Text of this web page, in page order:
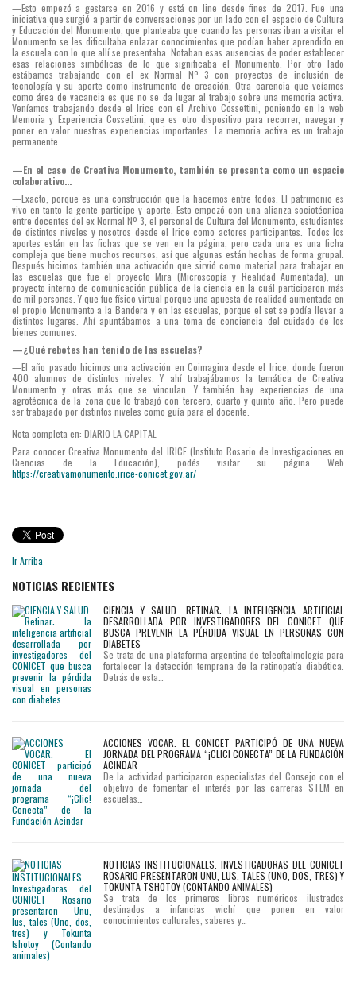
—Esto empezó a gestarse en 2016 y está on line desde fines de 2017. Fue una
iniciativa que surgió a partir de conversaciones por un lado con el espacio de Cultura
y Educación del Monumento, que planteaba que cuando las personas iban a visitar el
Monumento se les dificultaba enlazar conocimientos que podían haber aprendido en
la escuela con lo que allí se presentaba. Notaban esas ausencias de poder establecer
esas relaciones simbólicas de lo que significaba el Monumento. Por otro lado
estábamos trabajando con el ex Normal Nº 3 con proyectos de inclusión de
tecnología y su aporte como instrumento de creación. Otra carencia que veíamos
como área de vacancia es que no se da lugar al trabajo sobre una memoria activa.
Veníamos trabajando desde el Irice con el Archivo Cossettini, poniendo en la web
Memoria y Experiencia Cossettini, que es otro dispositivo para recorrer, navegar y
poner en valor nuestras experiencias importantes. La memoria activa es un trabajo
permanente.
—En el caso de Creativa Monumento, también se presenta como un espacio
colaborativo...
—Exacto, porque es una construcción que la hacemos entre todos. El patrimonio es
vivo en tanto la gente participe y aporte. Esto empezó con una alianza sociotécnica
entre docentes del ex Normal Nº 3, el personal de Cultura del Monumento, estudiantes
de distintos niveles y nosotros desde el Irice como actores participantes. Todos los
aportes están en las fichas que se ven en la página, pero cada una es una ficha
compleja que tiene muchos recursos, así que algunas están hechas de forma grupal.
Después hicimos también una activación que sirvió como material para trabajar en
las escuelas que fue el proyecto Mira (Microscopía y Realidad Aumentada), un
proyecto interno de comunicación pública de la ciencia en la cuál participaron más
de mil personas. Y que fue físico virtual porque una apuesta de realidad aumentada en
el propio Monumento a la Bandera y en las escuelas, porque el set se podía llevar a
distintos lugares. Ahí apuntábamos a una toma de conciencia del cuidado de los
bienes comunes.
—¿Qué rebotes han tenido de las escuelas?
—El año pasado hicimos una activación en Coimagina desde el Irice, donde fueron
400 alumnos de distintos niveles. Y ahí trabajábamos la temática de Creativa
Monumento y otras más que se vinculan. Y también hay experiencias de una
agrotécnica de la zona que lo trabajó con tercero, cuarto y quinto año. Pero puede
ser trabajado por distintos niveles como guía para el docente.
Nota completa en: DIARIO LA CAPITAL
Para conocer Creativa Monumento del IRICE (Instituto Rosario de Investigaciones en
Ciencias de la Educación), podés visitar su página Web
https://creativamonumento.irice-conicet.gov.ar/
Ir Arriba
NOTICIAS RECIENTES
CIENCIA Y SALUD. RETINAR: LA INTELIGENCIA ARTIFICIAL
DESARROLLADA POR INVESTIGADORES DEL CONICET QUE
BUSCA PREVENIR LA PÉRDIDA VISUAL EN PERSONAS CON
DIABETES
Se trata de una plataforma argentina de teleoftalmología para
fortalecer la detección temprana de la retinopatía diabética.
Detrás de esta…
ACCIONES VOCAR. EL CONICET PARTICIPÓ DE UNA NUEVA
JORNADA DEL PROGRAMA “¡CLIC! CONECTA” DE LA FUNDACIÓN
ACINDAR
De la actividad participaron especialistas del Consejo con el
objetivo de fomentar el interés por las carreras STEM en
escuelas…
NOTICIAS INSTITUCIONALES. INVESTIGADORAS DEL CONICET
ROSARIO PRESENTARON UNU, LUS, TALES (UNO, DOS, TRES) Y
TOKUNTA TSHOTOY (CONTANDO ANIMALES)
Se trata de los primeros libros numéricos ilustrados
destinados a infancias wichí que ponen en valor
conocimientos culturales, saberes y…